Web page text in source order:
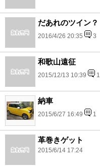
だあれのツイン？
2016/4/26 20:35 3
和歌山遠征
2015/12/13 10:39 1
納車
2015/6/27 16:49 1
革巻きゲット
2015/6/14 17:24